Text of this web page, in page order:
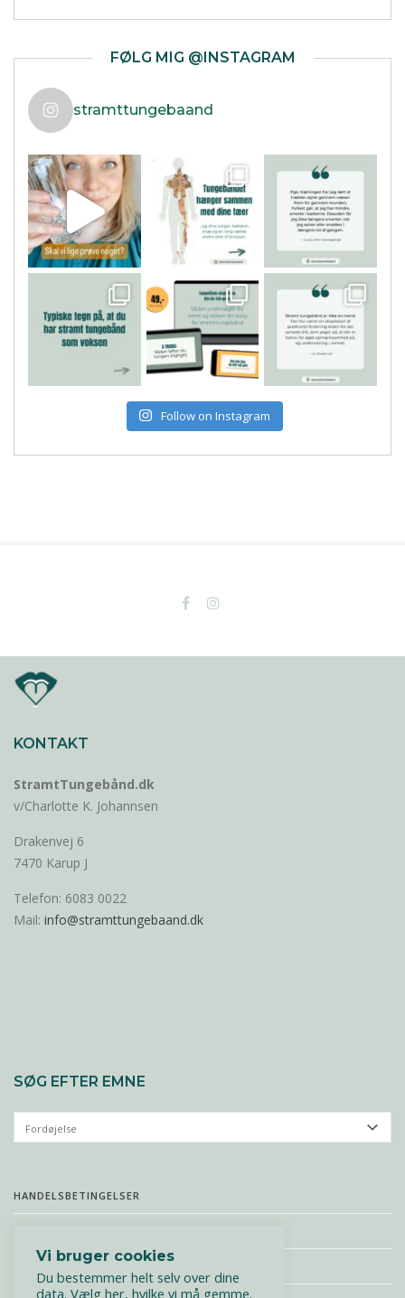
FØLG MIG @INSTAGRAM
stramttungebaand
Follow on Instagram
KONTAKT
StramtTungebånd.dk
v/Charlotte K. Johannsen
Drakenvej 6
7470 Karup J
Telefon: 6083 0022
Mail: info@stramttungebaand.dk
SØG EFTER EMNE
efter
HANDELSBETINGELSER
PRISER & BOOKING
Vi bruger cookies
Du bestemmer helt selv over dine
data. Vælg her, hvilke vi må gemme.